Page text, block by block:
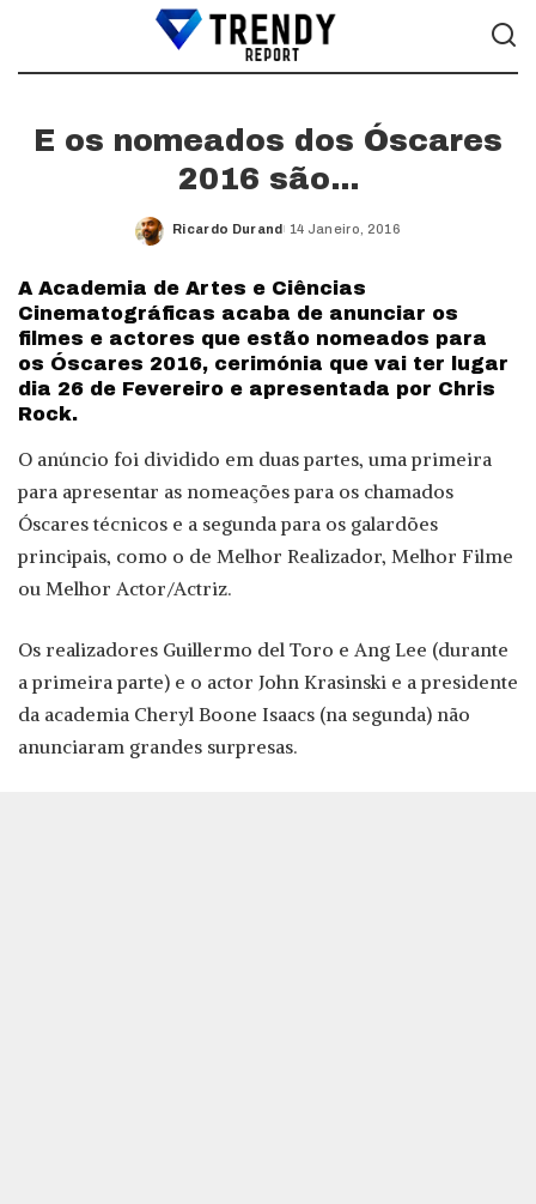
E os nomeados dos Óscares
2016 são…
Posted
Ricardo Durand 14 Janeiro, 2016
A Academia de Artes e Ciências
Cinematográficas acaba de anunciar os
filmes e actores que estão nomeados para
os Óscares 2016, cerimónia que vai ter lugar
dia 26 de Fevereiro e apresentada por Chris
Rock.
O anúncio foi dividido em duas partes, uma primeira
para apresentar as nomeações para os chamados
Óscares técnicos e a segunda para os galardões
principais, como o de Melhor Realizador, Melhor Filme
ou Melhor Actor/Actriz.
Os realizadores Guillermo del Toro e Ang Lee (durante
a primeira parte) e o actor John Krasinski e a presidente
da academia Cheryl Boone Isaacs (na segunda) não
anunciaram grandes surpresas.